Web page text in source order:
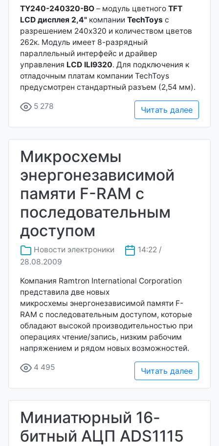
TY240-240320-BO – модуль цветного TFT
LCD дисплея 2,4" компании TechToys с
разрешением 240х320 и количеством цветов
262к. Модуль имеет 8-разрядный
параллельный интерфейс и драйвер
управления LCD ILI9320. Для подключения к
отладочным платам компании TechToys
предусмотрен стандартный разъем (2,54 мм).
5 278 Читать далее
Микросхемы
энергонезависимой
памяти F-RAM с
последовательным
доступом
Новости электроники
14:22 /
28.08.2009
Компания Ramtron International Corporation
представила две новых
микросхемы энергонезависимой памяти F-
RAM с последовательным доступом, которые
обладают высокой производительностью при
операциях чтение/запись, низким рабочим
напряжением и рядом новых возможностей.
4 495 Читать далее
Миниатюрный 16-
битный АЦП ADS1115